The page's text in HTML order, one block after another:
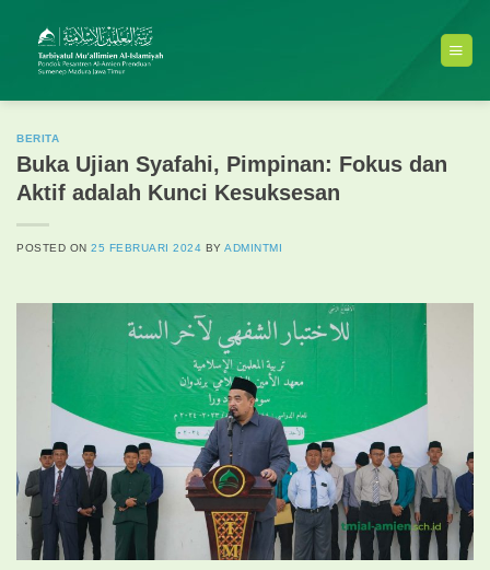
content
BERITA
Buka Ujian Syafahi, Pimpinan: Fokus dan
Aktif adalah Kunci Kesuksesan
POSTED ON25 FEBRUARI 2024 BYADMINTMI